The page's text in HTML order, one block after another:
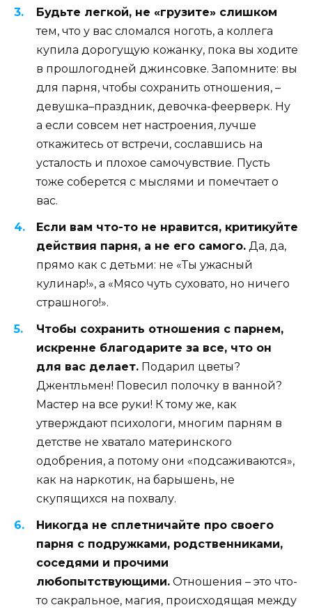
Будьте легкой, не «грузите» слишком
тем, что у вас сломался ноготь, а коллега
купила дорогущую кожанку, пока вы ходите
в прошлогодней джинсовке. Запомните: вы
для парня, чтобы сохранить отношения, –
девушка–праздник, девочка-феерверк. Ну
а если совсем нет настроения, лучше
откажитесь от встречи, сославшись на
усталость и плохое самочувствие. Пусть
тоже соберется с мыслями и помечтает о
вас.
Если вам что-то не нравится, критикуйте
действия парня, а не его самого. Да, да,
прямо как с детьми: не «Ты ужасный
кулинар!», а «Мясо чуть суховато, но ничего
страшного!».
Чтобы сохранить отношения с парнем,
искренне благодарите за все, что он
для вас делает. Подарил цветы?
Джентльмен! Повесил полочку в ванной?
Мастер на все руки! К тому же, как
утверждают психологи, многим парням в
детстве не хватало материнского
одобрения, а потому они «подсаживаются»,
как на наркотик, на барышень, не
скупящихся на похвалу.
Никогда не сплетничайте про своего
парня с подружками, родственниками,
соседями и прочими
любопытствующими. Отношения – это что-
то сакральное, магия, происходящая между